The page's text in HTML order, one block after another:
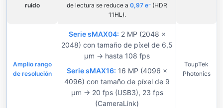
ruido
de lectura se reduce a 0,97 e⁻ (HDR
11HL).
Amplio rango
de resolución
Serie sMAX04: 2 MP (2048 ×
2048) con tamaño de píxel de 6,5
µm → hasta 108 fps
Serie sMAX16: 16 MP (4096 ×
4096) con tamaño de píxel de 9
µm → 20 fps (USB3), 23 fps
(CameraLink)
ToupTek
Photonics